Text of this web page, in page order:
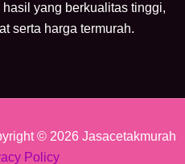
hasil yang berkualitas tinggi,
serta harga termurah.
© 2026 Jasacetakmurah
Policy